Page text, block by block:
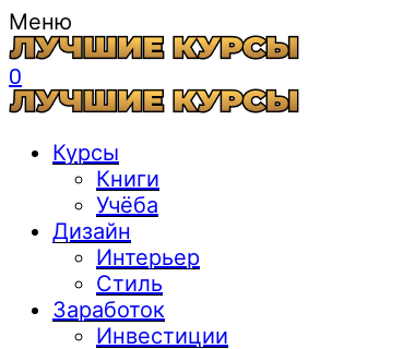
Меню
0
Курсы
Книги
Учёба
Дизайн
Интерьер
Стиль
Заработок
Инвестиции